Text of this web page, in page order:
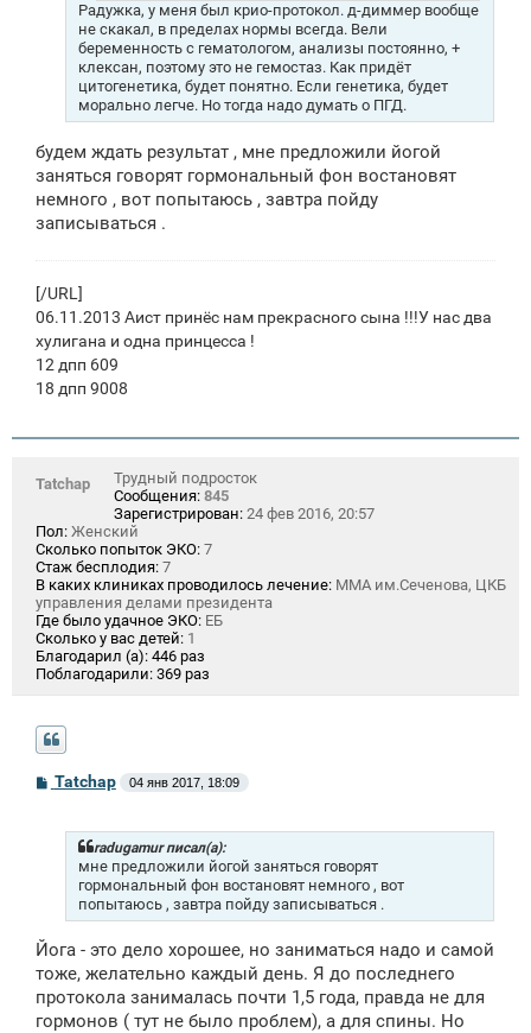
Радужка, у меня был крио-протокол. д-диммер вообще
не скакал, в пределах нормы всегда. Вели
беременность с гематологом, анализы постоянно, +
клексан, поэтому это не гемостаз. Как придёт
цитогенетика, будет понятно. Если генетика, будет
морально легче. Но тогда надо думать о ПГД.
будем ждать результат , мне предложили йогой
заняться говорят гормональный фон востановят
немного , вот попытаюсь , завтра пойду
записываться .
[/URL]
06.11.2013 Аист принёс нам прекрасного сына !!!У нас два
хулигана и одна принцесса !
12 дпп 609
18 дпп 9008
Tatchap
Трудный подросток
Сообщения: 845
Зарегистрирован: 24 фев 2016, 20:57
Пол: Женский
Сколько попыток ЭКО: 7
Стаж бесплодия: 7
В каких клиниках проводилось лечение: ММА им.Сеченова, ЦКБ
управления делами президента
Где было удачное ЭКО: ЕБ
Сколько у вас детей: 1
Благодарил (а): 446 раз
Поблагодарили: 369 раз
С
о
Tatchap 04 янв 2017, 18:09
radugamur писал(а):
мне предложили йогой заняться говорят
гормональный фон востановят немного , вот
попытаюсь , завтра пойду записываться .
Йога - это дело хорошее, но заниматься надо и самой
тоже, желательно каждый день. Я до последнего
протокола занималась почти 1,5 года, правда не для
гормонов ( тут не было проблем), а для спины. Но